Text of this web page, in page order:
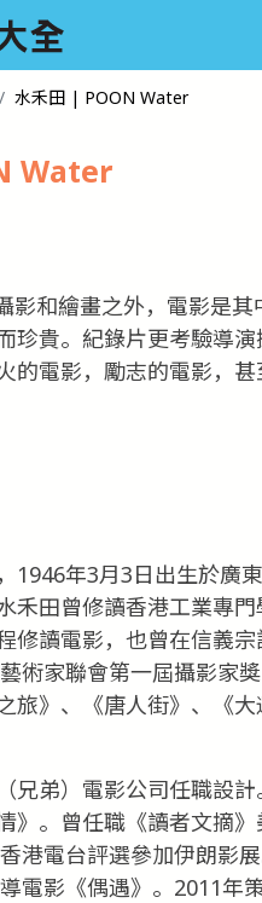
水禾田 | POON Water
Water
影和繪畫之外，電影是
珍貴。紀錄片更考驗導
的電影，勵志的電影，
1946年3月3日出生於廣
禾田曾修讀香港工業專
修讀電影，也曾在信義
術家聯會第一屆攝影家
旅》、《唐人街》、《
兄弟）電影公司任職設
》。曾任職《讀者文摘
香港電台評選參加伊朗影
電影《偶遇》。2011年